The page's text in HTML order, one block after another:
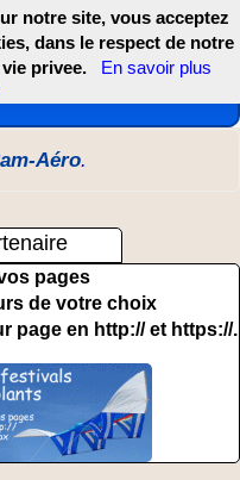
TOM et COM
Aéro.
pages
de votre choix
page en http:// et https://.
notre site, vous acceptez
dans le respect de notre
privee.
En savoir plus